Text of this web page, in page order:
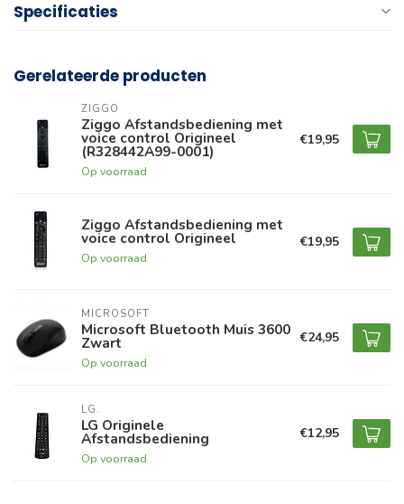
Specificaties
Gerelateerde producten
ZIGGO
Ziggo Afstandsbediening met
voice control Origineel
(R328442A99-0001)
Op voorraad
€19,95
Ziggo Afstandsbediening met
voice control Origineel
Op voorraad
€19,95
MICROSOFT
Microsoft Bluetooth Muis 3600
Zwart
Op voorraad
€24,95
LG.
LG Originele
Afstandsbediening
Op voorraad
€12,95